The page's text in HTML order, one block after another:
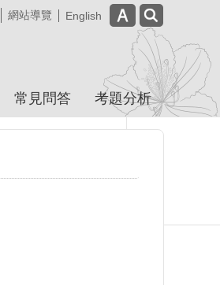
網站導覽 English
常見問答 考題分析